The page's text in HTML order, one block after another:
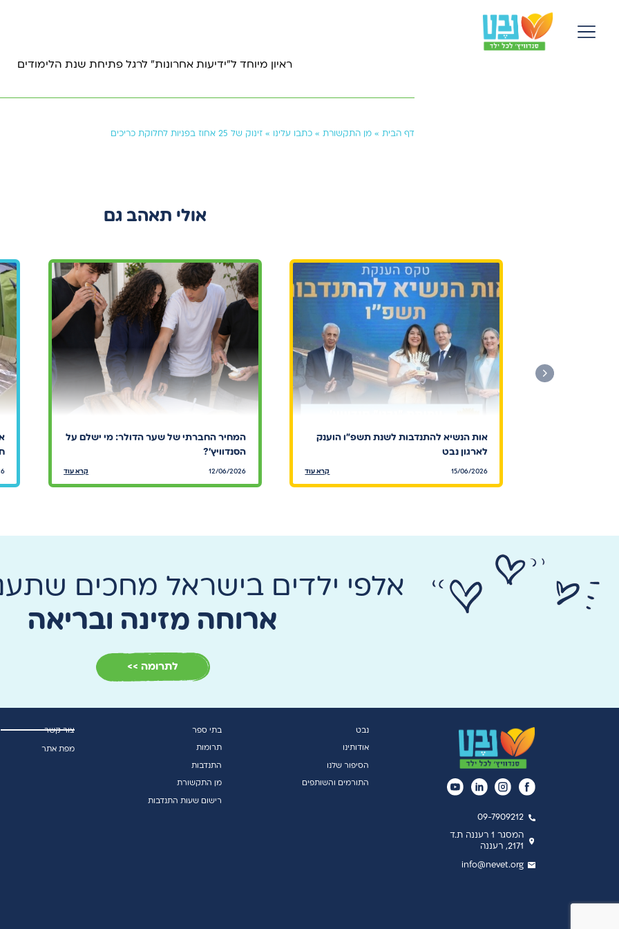
ראיון מיוחד ל"ידיעות אחרונות" לרגל פתיחת שנת הלימודים
דף הבית» מן התקשורת» כתבו עלינו » זינוק של 25 אחוז בפניות לחלוקת כריכים
אולי תאהב גם
אות הנשיא להתנדבות לשנת תשפ"ו הוענק
לארגון נבט
15/06/2026 קרא עוד
המחיר החברתי של שער הדולר: מי ישלם על
הסנדוויץ׳?
12/06/2026 קרא עוד
אלפי ילדים בישראל מחכים
ארוחה מזינה ובריאה
לתרומה >>
09-7909212
המסגר 1 רעננה ת.ד
2171, רעננה
info@nevet.org
נבט
אודותינו
הסיפור שלנו
התורמים והשותפים
בתי ספר
תרומות
התנדבות
מן התקשורת
רישום שעות התנדבות
צור קשר
מפת אתר